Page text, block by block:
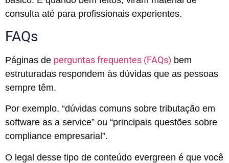
consulta até para profissionais experientes.
FAQs
Páginas de perguntas frequentes (FAQs) bem
estruturadas respondem às dúvidas que as pessoas
sempre têm.
Por exemplo, “dúvidas comuns sobre tributação em
software as a service” ou “principais questões sobre
compliance empresarial”.
O legal desse tipo de conteúdo evergreen é que você